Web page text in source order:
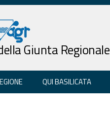
Giunta Regionale
QUI BASILICATA